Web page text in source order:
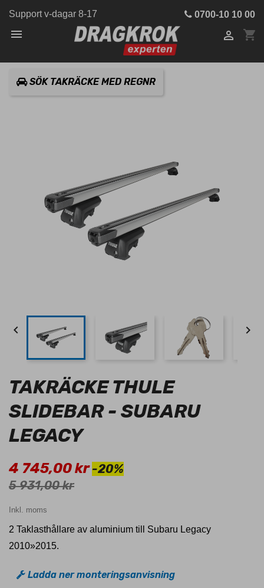
Support v-dagar 8-17 0700-10 10 00
 shopping_cart

SÖK TAKRÄCKE MED REGNR
 
TAKRÄCKE THULE
SLIDEBAR - SUBARU
LEGACY
4 745,00 kr -20%
5 931,00 kr
Inkl. moms
2 Taklasthållare av aluminium till Subaru Legacy
2010»2015.
Ladda ner monteringsanvisning